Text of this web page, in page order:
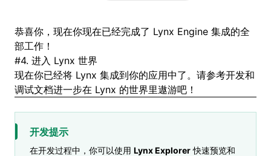
恭喜你，现在你现在已经完成了 Lynx Engine 集成的全
部工作！
#4. 进入 Lynx 世界
现在你已经将 Lynx 集成到你的应用中了。请参考开发和
调试文档进一步在 Lynx 的世界里遨游吧！
开发提示
在开发过程中，你可以使用 Lynx Explorer快速预览和